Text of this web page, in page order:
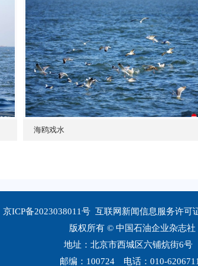
海鸥戏水
京ICP备2023038011号互联网新闻信息服务许可
版权所有 © 中国石油企业杂志社
地址：北京市西城区六铺炕街6号
邮编：100724 电话：010-